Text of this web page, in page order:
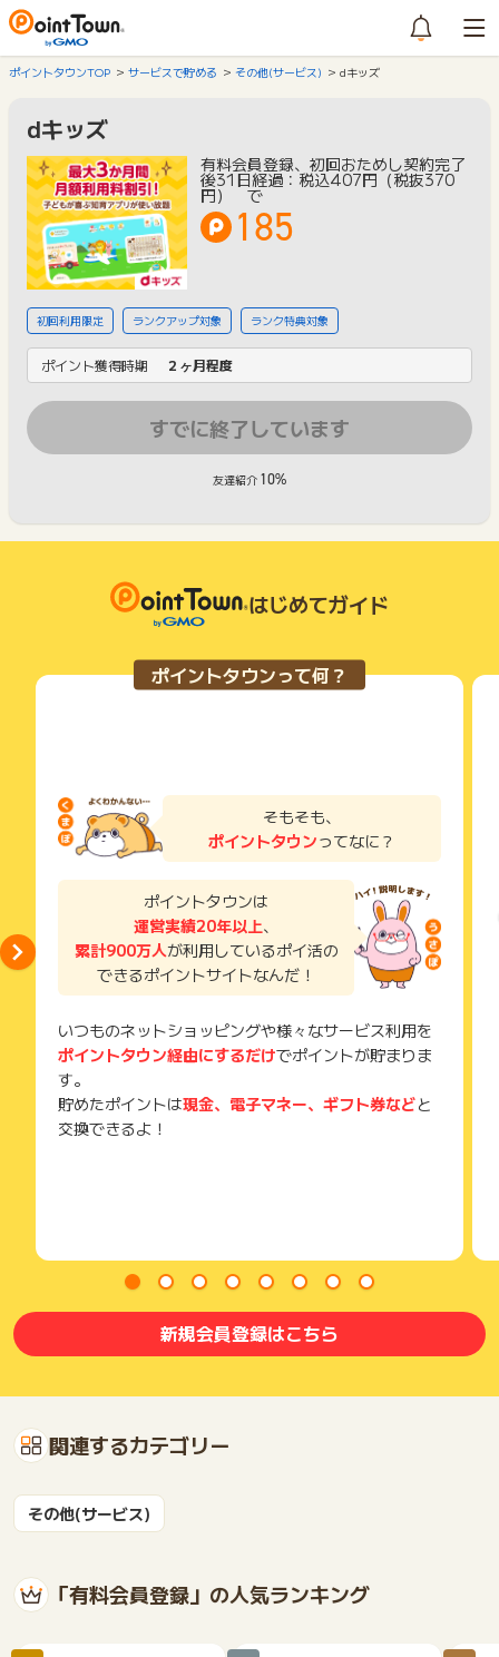
ポイントタウンTOP サービスで貯める その他(サービス) dキッズ
dキッズ
有料会員登録、初回おためし契約完了
後31日経過：税込407円（税抜370
円） で
185
初回利用限定 ランクアップ対象 ランク特典対象
ポイント獲得時期 ２ヶ月程度
すでに終了しています
友達紹介 10%
はじめてガイド
ポイントタウンって何？
そもそも、
ポイントタウンってなに？
ポイントタウンは
運営実績20年以上、
累計900万人が利用しているポイ活の
できるポイントサイトなんだ！
いつものネットショッピングや様々なサービス利用を
ポイントタウン経由にするだけでポイントが貯まりま
す。
貯めたポイントは現金、電子マネー、ギフト券などと
交換できるよ！
新規会員登録はこちら
関連するカテゴリー
その他(サービス)
「有料会員登録」の人気ランキング